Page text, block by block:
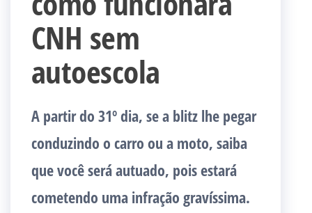
CNH sem
autoescola
A partir do 31º dia, se a blitz lhe pegar
conduzindo o carro ou a moto, saiba
que você será autuado, pois estará
cometendo uma infração gravíssima.